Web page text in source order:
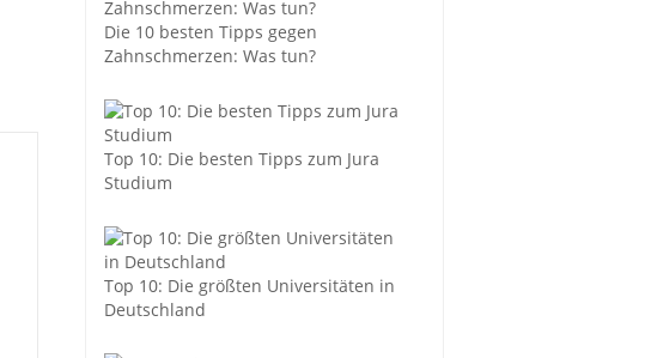
Die 10 besten Tipps gegen
Zahnschmerzen: Was tun?
Top 10: Die besten Tipps zum Jura
Studium
Top 10: Die größten Universitäten in
Deutschland